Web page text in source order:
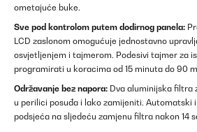
ometajuće buke.
Sve pod kontrolom putem dodirnog panela:
LCD zaslonom omogućuje jednostavno
osvjetljenjem i tajmerom. Podesivi tajmer za
programirati u koracima od 15 minuta do 90
Održavanje bez napora: Dva aluminijska filtra
u perilici posuđa i lako zamijeniti. Automatski
podsjeća na sljedeću zamjenu filtra nakon 14